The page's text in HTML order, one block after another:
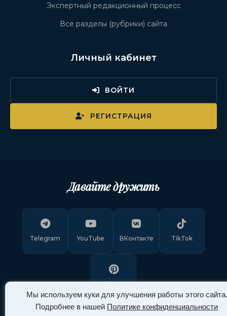
Мы используем куки для улучшения работы этого сайта.
Подробнее в нашей Политике конфиденциальности
Экспертный редакционный процесс
Все разделы (рубрики) сайта
Личный кабинет
ВОЙТИ
РЕГИСТРАЦИЯ
Давайте дружить
Telegram YouTube ВКонтакте TikTok
Pinterest